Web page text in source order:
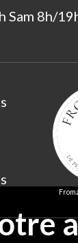
Sam 8h/